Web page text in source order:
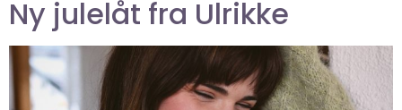
Ny julelåt fra Ulrikke